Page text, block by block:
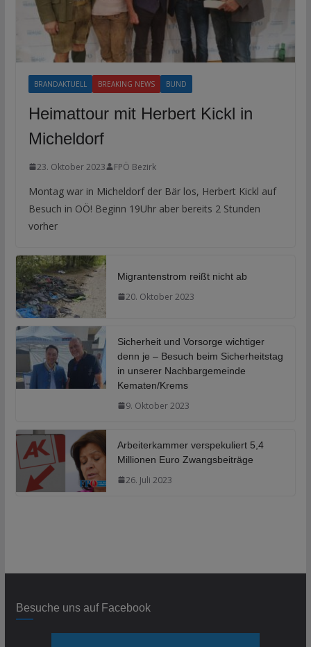
BRANDAKTUELL BREAKING NEWS BUND
Heimattour mit Herbert Kickl in
Micheldorf
23. Oktober 2023 FPÖ Bezirk
Montag war in Micheldorf der Bär los, Herbert Kickl auf
Besuch in OÖ! Beginn 19Uhr aber bereits 2 Stunden
vorher
Migrantenstrom reißt nicht ab
20. Oktober 2023
Sicherheit und Vorsorge wichtiger
denn je – Besuch beim Sicherheitstag
in unserer Nachbargemeinde
Kematen/Krems
9. Oktober 2023
Arbeiterkammer verspekuliert 5,4
Millionen Euro Zwangsbeiträge
26. Juli 2023
Besuche uns auf Facebook